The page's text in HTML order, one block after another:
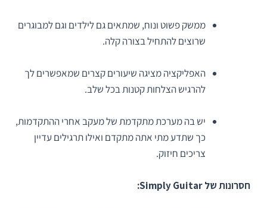
ממשק פשוט ונוח, שמתאים גם לילדים וגם למבוגרים
שרוצים להתחיל בצורה קלה.
האפליקציה מציגה שיעורים קצרים שמאפשרים לך
להרגיש הצלחות קטנות בכל שלב.
יש בה מערכת מתקדמת של מעקב אחרי ההתקדמות,
כך שתדע מתי אתה מתקדם ואילו תרגילים עדיין
צריכים חיזוק.
חסרונות של Simply Guitar: